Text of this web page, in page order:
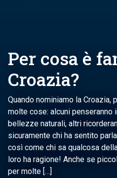
Per cosa è
Croazia?
Quando nominiamo la Croazia,
molte cose: alcuni penseranno
bellezze naturali, altri
sicuramente chi ha sentito
così come chi sa qualcosa
loro ha ragione! Anche se
per molte […]